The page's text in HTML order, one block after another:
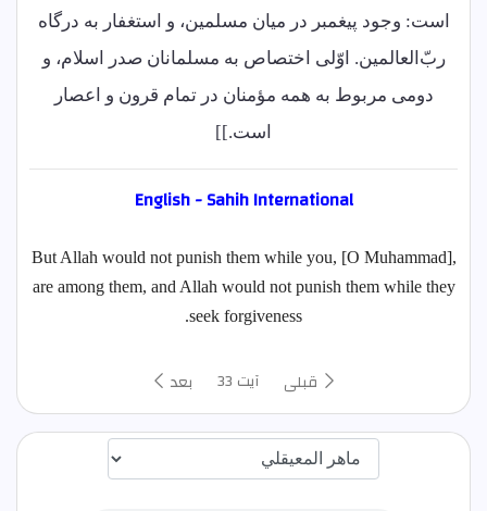
است: وجود پیغمبر در میان مسلمین، و استغفار به درگاه
ربّ‌العالمین. اوّلی اختصاص به مسلمانان صدر اسلام، و
دومی مربوط به همه مؤمنان در تمام قرون و اعصار
است.]]
English - Sahih International
But Allah would not punish them while you, [O Muhammad],
are among them, and Allah would not punish them while they
seek forgiveness.
قبلی آیت 33 بعد